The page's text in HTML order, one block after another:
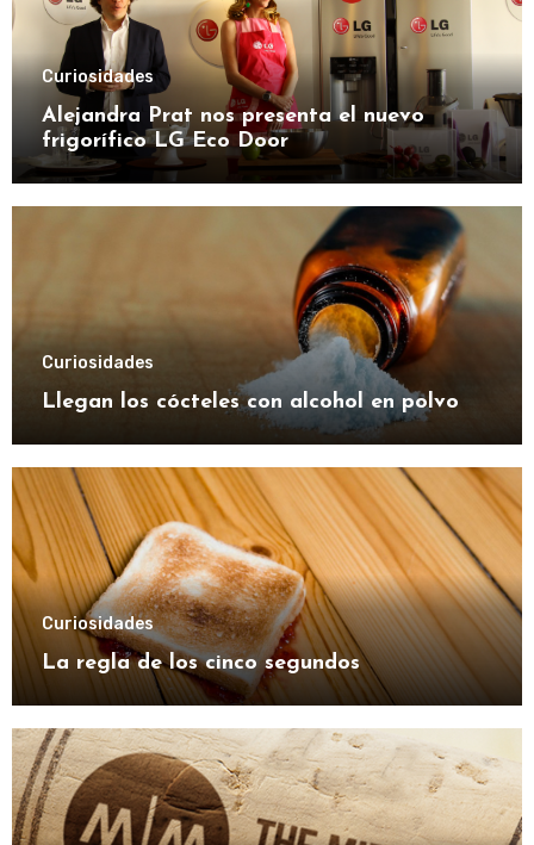
Curiosidades
Alejandra Prat nos presenta el nuevo
frigorífico LG Eco Door
Curiosidades
Llegan los cócteles con alcohol en polvo
Curiosidades
La regla de los cinco segundos